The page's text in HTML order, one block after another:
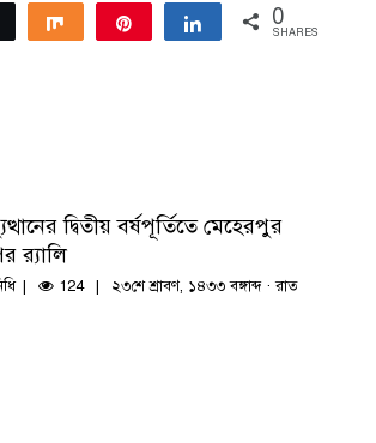
Tweet Share Share 0
SHARES
দ্বিতীয় বর্ষপূর্তিতে মেহেরপুর
র‍্যালি
124 ২৩শে শ্রাবণ, ১৪৩৩ বঙ্গাব্দ · রাত